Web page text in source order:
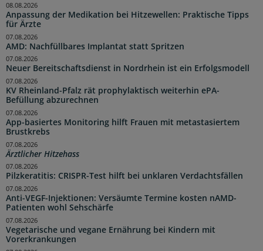
Anpassung der Medikation bei Hitzewellen: Praktische Tipps
für Ärzte
08.08.2026
AMD: Nachfüllbares Implantat statt Spritzen
07.08.2026
Neuer Bereitschaftsdienst in Nordrhein ist ein Erfolgsmodell
07.08.2026
KV Rheinland-Pfalz rät prophylaktisch weiterhin ePA-
Befüllung abzurechnen
07.08.2026
App-basiertes Monitoring hilft Frauen mit metastasiertem
Brustkrebs
07.08.2026
Ärztlicher Hitzehass
07.08.2026
Pilzkeratitis: CRISPR-Test hilft bei unklaren Verdachtsfällen
07.08.2026
Anti-VEGF-Injektionen: Versäumte Termine kosten nAMD-
Patienten wohl Sehschärfe
07.08.2026
Vegetarische und vegane Ernährung bei Kindern mit
Vorerkrankungen
07.08.2026